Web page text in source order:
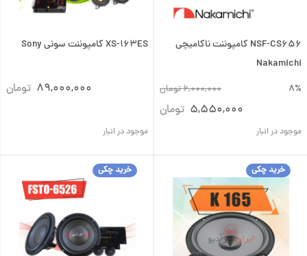
NSF-CS656 کامپوننت ناکامیچی
Nakamichi
8%
6,000,000تومان
5,550,000 تومان
موجود در انبار
XS-163ES کامپوننت سونی Sony
89,000,000 تومان
موجود در انبار
خرید چکی خرید چکی